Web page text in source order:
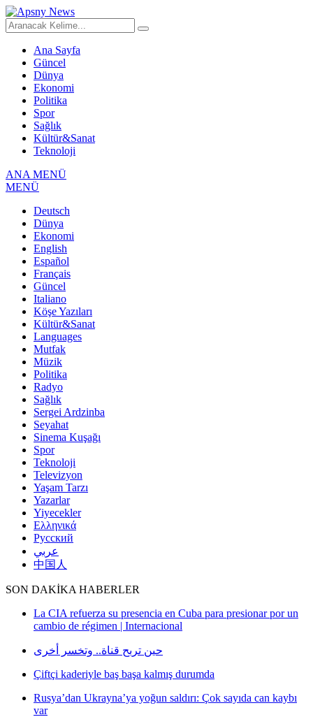
Ana Sayfa
Güncel
Dünya
Ekonomi
Politika
Spor
Sağlık
Kültür&Sanat
Teknoloji
ANA MENÜ
MENÜ
Deutsch
Dünya
Ekonomi
English
Español
Français
Güncel
Italiano
Köşe Yazıları
Kültür&Sanat
Languages
Mutfak
Müzik
Politika
Radyo
Sağlık
Sergei Ardzinba
Seyahat
Sinema Kuşağı
Spor
Teknoloji
Televizyon
Yaşam Tarzı
Yazarlar
Yiyecekler
Ελληνικά
Русский
عربي
中国人
SON DAKİKA HABERLER
La CIA refuerza su presencia en Cuba para presionar por un
cambio de régimen | Internacional
حين تربح قناة.. وتخسر أخرى
Çiftçi kaderiyle baş başa kalmış durumda
Rusya’dan Ukrayna’ya yoğun saldırı: Çok sayıda can kaybı
var